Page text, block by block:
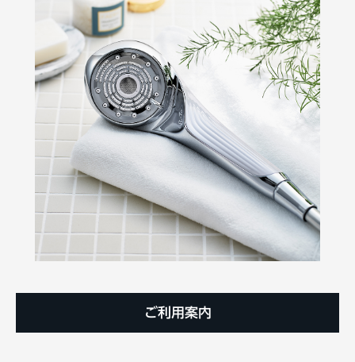
ご利用案内